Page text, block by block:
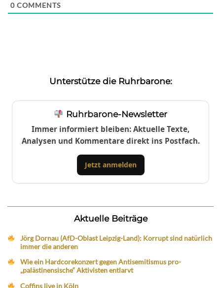
0 COMMENTS
Unterstütze die Ruhrbarone:
Ruhrbarone-Newsletter
Immer informiert bleiben: Aktuelle Texte,
Analysen und Kommentare direkt ins Postfach.
Jetzt anmelden
Aktuelle Beiträge
Jörg Dornau (AfD-Oblast Leipzig-Land): Korrupt sind natürlich
immer die anderen
Wie ein Hardcorekonzert gegen Antisemitismus pro-
„palästinensische“ Aktivisten entlarvt
Coffins live in Köln